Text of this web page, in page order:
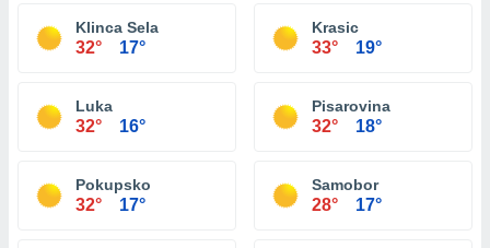
Klinca Sela
32° 17°
Krasic
33° 19°
Luka
32° 16°
Pisarovina
32° 18°
Pokupsko
32° 17°
Samobor
28° 17°